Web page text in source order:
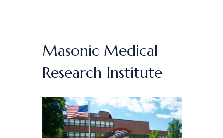
Masonic Medical
Research Institute